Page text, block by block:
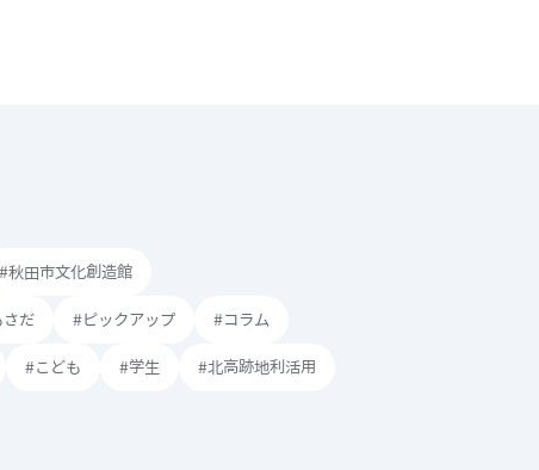
#秋田市文化創造館
さだ #ピックアップ #コラム
#こども #学生 #北高跡地利活用